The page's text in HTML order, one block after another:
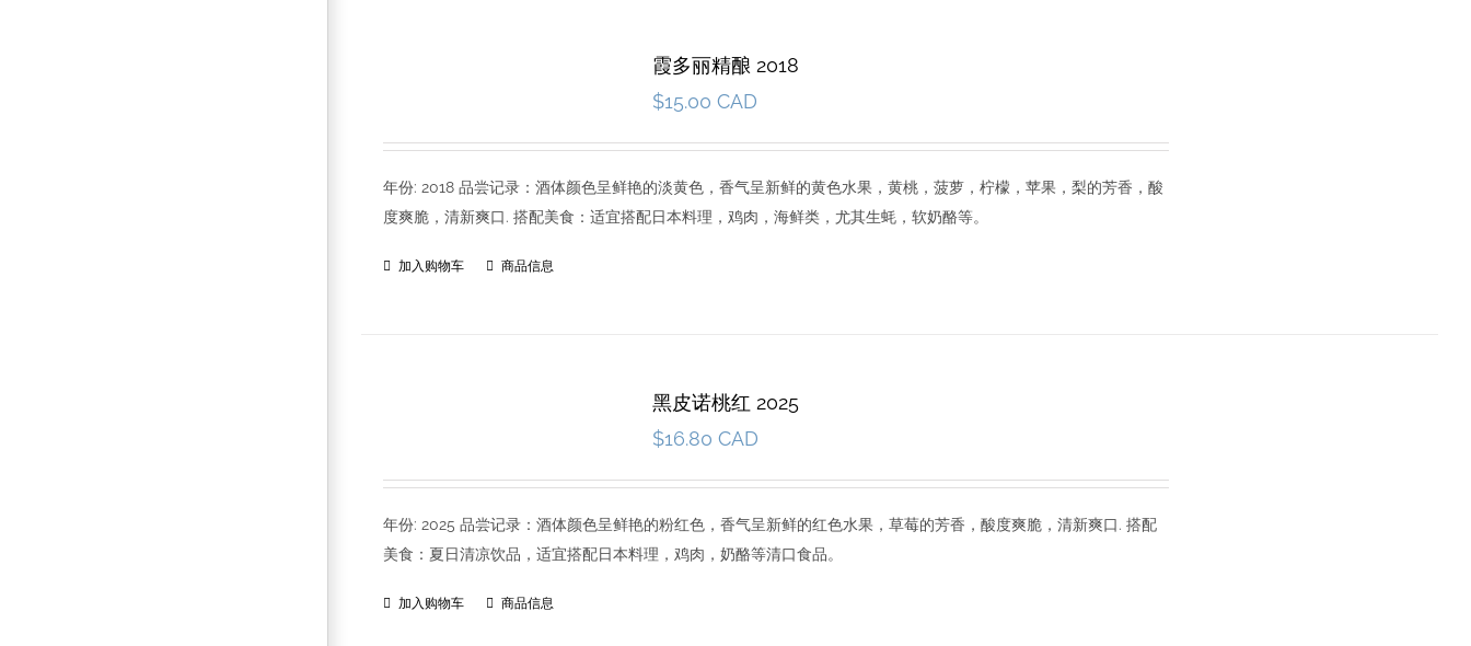
霞多丽精酿 2018
$15.00 CAD
年份: 2018 品尝记录：酒体颜色呈鲜艳的淡黄色，香气呈新鲜的黄色水果，黄桃，菠萝，柠檬，苹果，梨的芳香，酸
度爽脆，清新爽口. 搭配美食：适宜搭配日本料理，鸡肉，海鲜类，尤其生蚝，软奶酪等。
加入购物车 商品信息
黑皮诺桃红 2025
$16.80 CAD
年份: 2025 品尝记录：酒体颜色呈鲜艳的粉红色，香气呈新鲜的红色水果，草莓的芳香，酸度爽脆，清新爽口. 搭配
美食：夏日清凉饮品，适宜搭配日本料理，鸡肉，奶酪等清口食品。
加入购物车 商品信息